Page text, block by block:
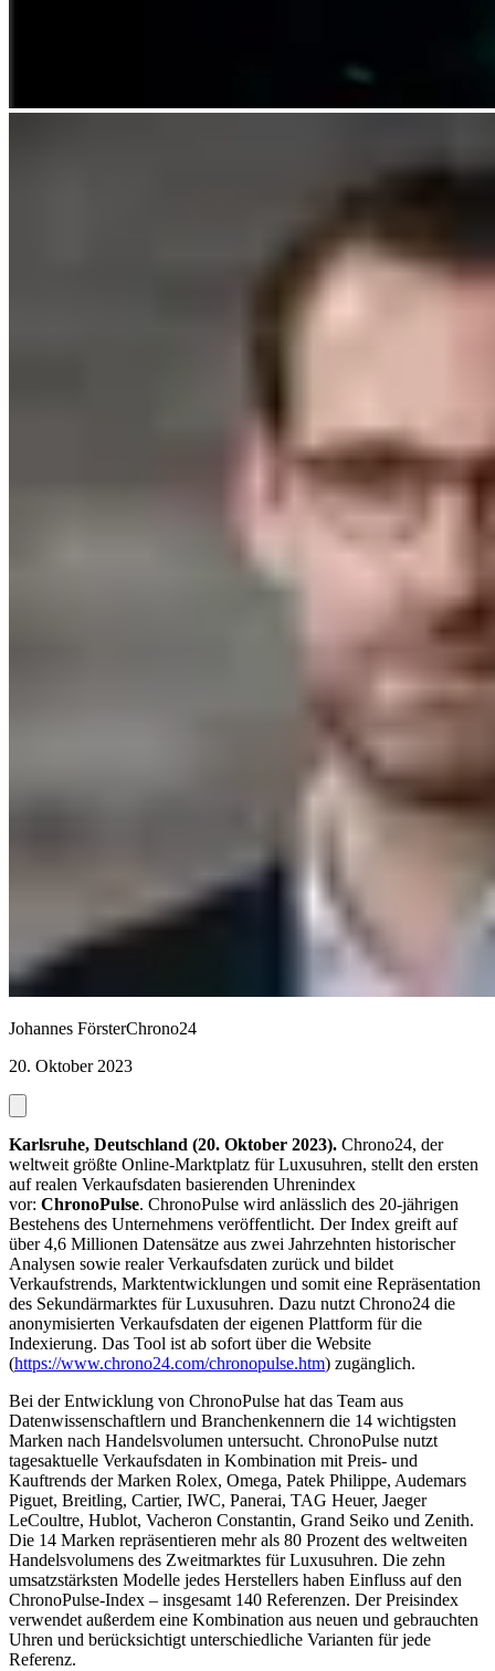
Johannes FörsterChrono24
20. Oktober 2023
Karlsruhe, Deutschland (20. Oktober 2023). Chrono24, der
weltweit größte Online-Marktplatz für Luxusuhren, stellt den ersten
auf realen Verkaufsdaten basierenden Uhrenindex
vor: ChronoPulse. ChronoPulse wird anlässlich des 20-jährigen
Bestehens des Unternehmens veröffentlicht. Der Index greift auf
über 4,6 Millionen Datensätze aus zwei Jahrzehnten historischer
Analysen sowie realer Verkaufsdaten zurück und bildet
Verkaufstrends, Marktentwicklungen und somit eine Repräsentation
des Sekundärmarktes für Luxusuhren. Dazu nutzt Chrono24 die
anonymisierten Verkaufsdaten der eigenen Plattform für die
Indexierung. Das Tool ist ab sofort über die Website
(https://www.chrono24.com/chronopulse.htm) zugänglich.
Bei der Entwicklung von ChronoPulse hat das Team aus
Datenwissenschaftlern und Branchenkennern die 14 wichtigsten
Marken nach Handelsvolumen untersucht. ChronoPulse nutzt
tagesaktuelle Verkaufsdaten in Kombination mit Preis- und
Kauftrends der Marken Rolex, Omega, Patek Philippe, Audemars
Piguet, Breitling, Cartier, IWC, Panerai, TAG Heuer, Jaeger
LeCoultre, Hublot, Vacheron Constantin, Grand Seiko und Zenith.
Die 14 Marken repräsentieren mehr als 80 Prozent des weltweiten
Handelsvolumens des Zweitmarktes für Luxusuhren. Die zehn
umsatzstärksten Modelle jedes Herstellers haben Einfluss auf den
ChronoPulse-Index – insgesamt 140 Referenzen. Der Preisindex
verwendet außerdem eine Kombination aus neuen und gebrauchten
Uhren und berücksichtigt unterschiedliche Varianten für jede
Referenz.